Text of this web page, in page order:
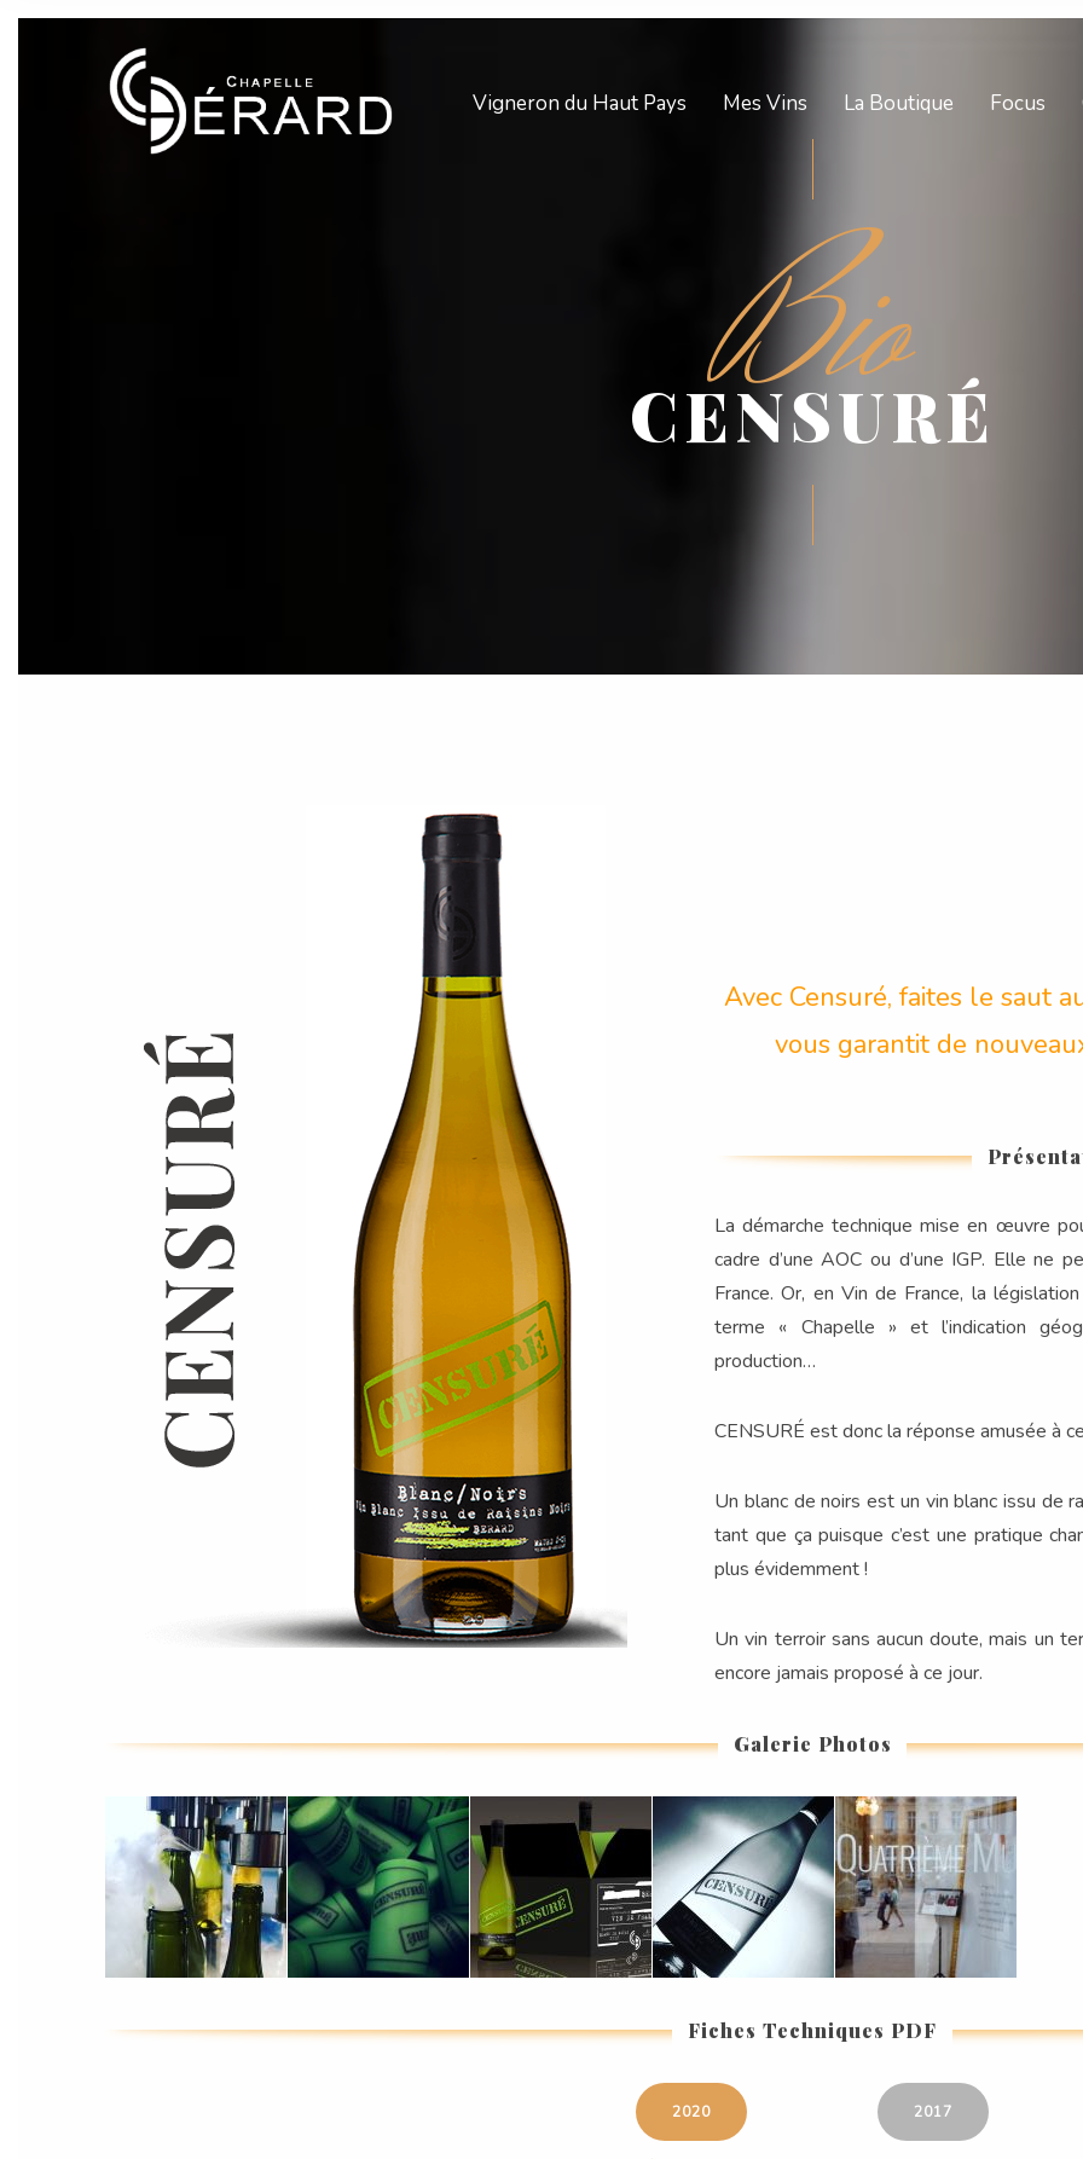
Vigneron du Haut Pays Mes Vins La Boutique Focus
Bio
CENSURÉ
Avec Censuré, faites le saut
vous garantit de
La démarche technique mise en œuvre
cadre d’une AOC ou d’une IGP. Elle ne
France. Or, en Vin de France, la
terme « Chapelle » et l’indication
production…
CENSURÉ est donc la réponse amusée à
Un blanc de noirs est un vin blanc issu de
tant que ça puisque c’est une pratique
plus évidemment !
Un vin terroir sans aucun doute, mais un
encore jamais proposé à ce jour.
Galerie Photos
Fiches Techniques PDF
2020 2017